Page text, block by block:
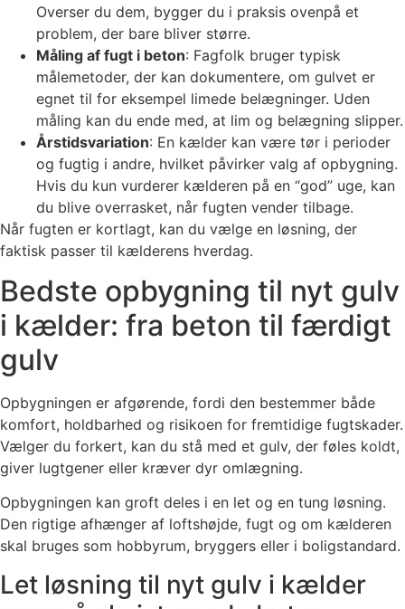
Overser du dem, bygger du i praksis ovenpå et
problem, der bare bliver større.
Måling af fugt i beton: Fagfolk bruger typisk
målemetoder, der kan dokumentere, om gulvet er
egnet til for eksempel limede belægninger. Uden
måling kan du ende med, at lim og belægning slipper.
Årstidsvariation: En kælder kan være tør i perioder
og fugtig i andre, hvilket påvirker valg af opbygning.
Hvis du kun vurderer kælderen på en “god” uge, kan
du blive overrasket, når fugten vender tilbage.
Når fugten er kortlagt, kan du vælge en løsning, der
faktisk passer til kælderens hverdag.
Bedste opbygning til nyt gulv
i kælder: fra beton til færdigt
gulv
Opbygningen er afgørende, fordi den bestemmer både
komfort, holdbarhed og risikoen for fremtidige fugtskader.
Vælger du forkert, kan du stå med et gulv, der føles koldt,
giver lugtgener eller kræver dyr omlægning.
Opbygningen kan groft deles i en let og en tung løsning.
Den rigtige afhænger af loftshøjde, fugt og om kælderen
skal bruges som hobbyrum, bryggers eller i boligstandard.
Let løsning til nyt gulv i kælder